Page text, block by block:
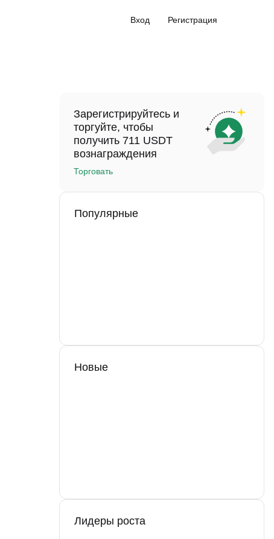
Вход Регистрация
Зарегистрируйтесь и
торгуйте, чтобы
получить 711 USDT
вознаграждения
Торговать
Популярные
Новые
Лидеры роста